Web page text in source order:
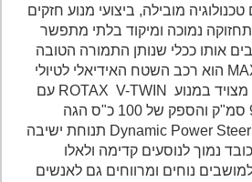
מובילה, ביצועי מנוע חזקים
נמוכה ומיקוד בלתי מתפשר
אותו ככלי שנותן התמורה הטובה
ביותר בקטגוריה. ה MAX הוא רכב השטח האידיאלי לטיולי
4X4 ל 4 נוסעים. הוא מצויד במנוע ROTAX V-TWIN עם
קירור נוזל, בנפח 976 סמ"ק והספק של 100 כ"ס הגה
חשמלי Dynamic Power Steering (DPS™) תנוחת ישיבה
נמוך לנוסעים קדימה ולאלו
נוחים ומרווחים גם לאנשים